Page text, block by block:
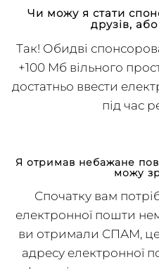
друзів,
Так! Обидві
+100 Мб вільного
достатньо ввести
можу
Спочатку вам
електронної пошти
ви отримали СПАМ,